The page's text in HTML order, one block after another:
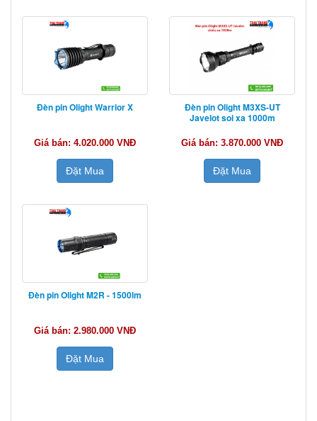
Đèn pin Olight Warrior X
Giá bán: 4.020.000 VNĐ
Đặt Mua
Đèn pin Olight M3XS-UT
Javelot soi xa 1000m
Giá bán: 3.870.000 VNĐ
Đặt Mua
Đèn pin Olight M2R - 1500lm
Giá bán: 2.980.000 VNĐ
Đặt Mua